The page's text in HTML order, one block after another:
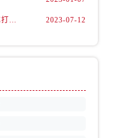
上海市徐汇区虹桥路3号港汇中心2座37层3705室欧米茄售后服务中心（需提前预约）
欧米茄手表机芯打磨方法（手表机芯打磨知识） 2023-07-12